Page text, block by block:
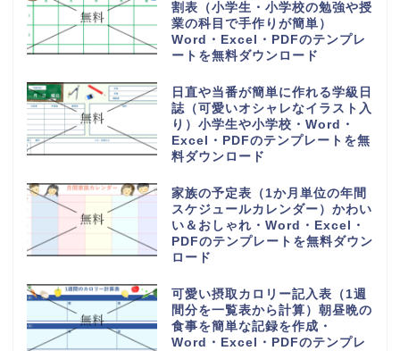
割表（小学生・小学校の勉強や授
業の科目で手作りが簡単）
Word・Excel・PDFのテンプレ
ートを無料ダウンロード
日直や当番が簡単に作れる学級日
誌（可愛いオシャレなイラスト入
り）小学生や小学校・Word・
Excel・PDFのテンプレートを無
料ダウンロード
家族の予定表（1か月単位の年間
スケジュールカレンダー）かわい
い＆おしゃれ・Word・Excel・
PDFのテンプレートを無料ダウン
ロード
可愛い摂取カロリー記入表（1週
間分を一覧表から計算）朝昼晩の
食事を簡単な記録を作成・
Word・Excel・PDFのテンプレ